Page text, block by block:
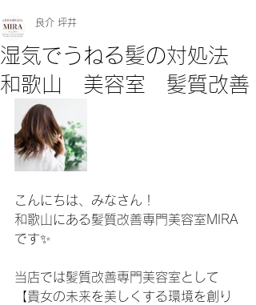
湿気でうねる髪の対処法
和歌山 美容室 髪質改善
良介 坪井
こんにちは、みなさん！
和歌山にある髪質改善専門美容室MIRA
です✨
当店では髪質改善専門美容室として
【貴女の未来を美しくする環境を創り